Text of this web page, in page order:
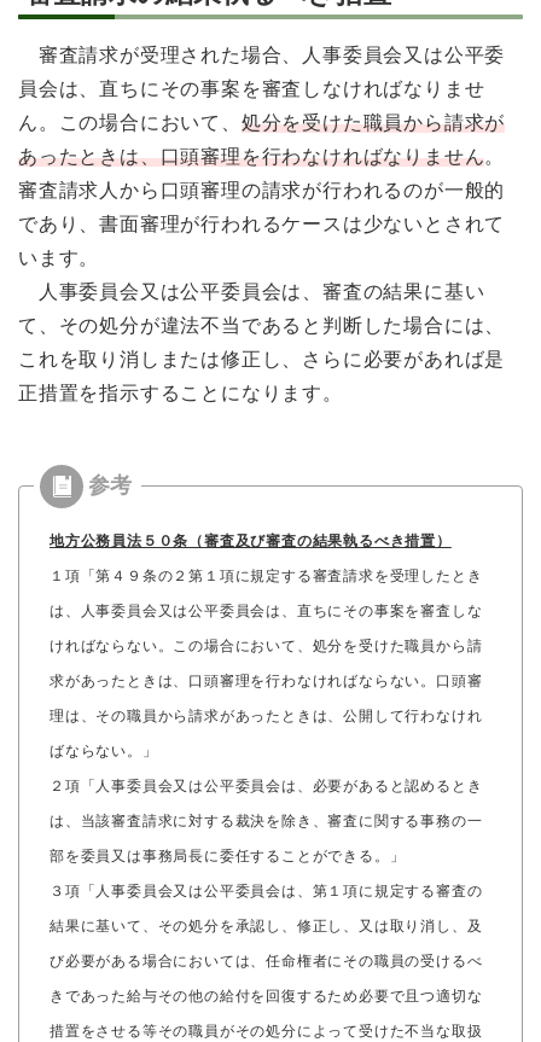
審査請求が受理された場合、人事委員会又は公平委
員会は、直ちにその事案を審査しなければなりませ
ん。この場合において、 処分を受けた職員から請求が
あったときは、口頭審理を行わなければなりません。
審査請求人から口頭審理の請求が行われるのが一般的
であり、書面審理が行われるケースは少ないとされて
います。
人事委員会又は公平委員会は、審査の結果に基い
て、その処分が違法不当であると判断した場合には、
これを取り消しまたは修正し、さらに必要があれば是
正措置を指示することになります。
地方公務員法５０条（審査及び審査の結果執るべき措置）
１項「第４９条の２第１項に規定する審査請求を受理したとき
は、人事委員会又は公平委員会は、直ちにその事案を審査しな
ければならない。この場合において、処分を受けた職員から請
求があったときは、口頭審理を行わなければならない。口頭審
理は、その職員から請求があったときは、公開して行わなけれ
ばならない。」
２項「人事委員会又は公平委員会は、必要があると認めるとき
は、当該審査請求に対する裁決を除き、審査に関する事務の一
部を委員又は事務局長に委任することができる。」
３項「人事委員会又は公平委員会は、第１項に規定する審査の
結果に基いて、その処分を承認し、修正し、又は取り消し、及
び必要がある場合においては、任命権者にその職員の受けるべ
きであった給与その他の給付を回復するため必要で且つ適切な
措置をさせる等その職員がその処分によって受けた不当な取扱